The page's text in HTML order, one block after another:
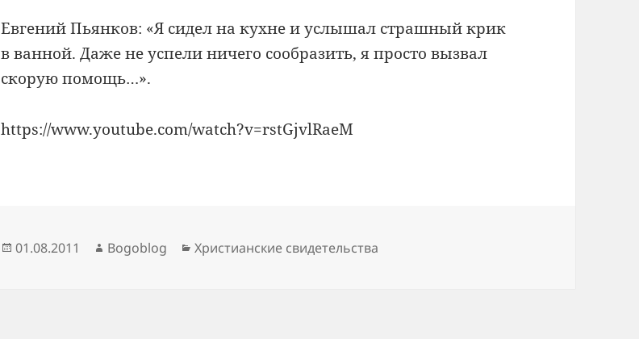
Евгений Пьянков: «Я сидел на кухне и услышал страшный крик
в ванной. Даже не успели ничего сообразить, я просто вызвал
скорую помощь…».
https://www.youtube.com/watch?v=rstGjvlRaeM
Опубликовано
01.08.2011 Автор
Bogoblog Рубрики
Христианские свидетельства